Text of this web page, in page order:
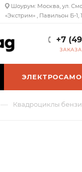
Шоурум: Москва, ул.
«Экстрим» , Павильон Б-1,
+7
— Квадроциклы